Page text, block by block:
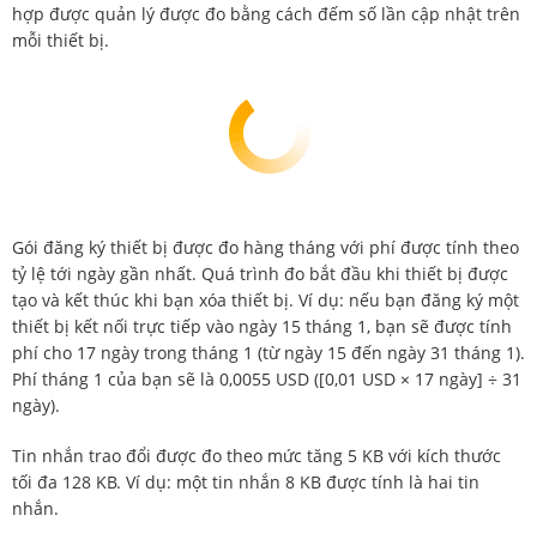
hợp được quản lý được đo bằng cách đếm số lần cập nhật trên
mỗi thiết bị.
Gói đăng ký thiết bị được đo hàng tháng với phí được tính theo
tỷ lệ tới ngày gần nhất. Quá trình đo bắt đầu khi thiết bị được
tạo và kết thúc khi bạn xóa thiết bị. Ví dụ: nếu bạn đăng ký một
thiết bị kết nối trực tiếp vào ngày 15 tháng 1, bạn sẽ được tính
phí cho 17 ngày trong tháng 1 (từ ngày 15 đến ngày 31 tháng 1).
Phí tháng 1 của bạn sẽ là 0,0055 USD ([0,01 USD × 17 ngày] ÷ 31
ngày).
Tin nhắn trao đổi được đo theo mức tăng 5 KB với kích thước
tối đa 128 KB. Ví dụ: một tin nhắn 8 KB được tính là hai tin
nhắn.